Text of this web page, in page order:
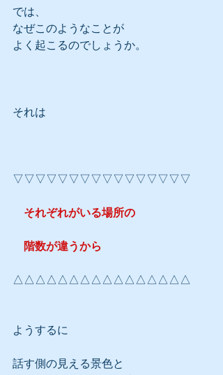
では、
なぜこのようなことが
よく起こるのでしょうか。
それは
▽▽▽▽▽▽▽▽▽▽▽▽▽▽▽▽
それぞれがいる場所の
階数が違うから
△△△△△△△△△△△△△△△△
ようするに
話す側の見える景色と